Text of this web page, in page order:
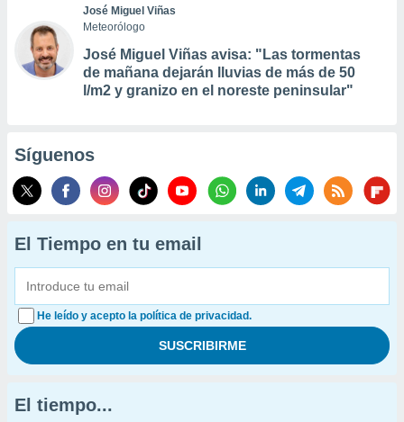
José Miguel Viñas
Meteorólogo
José Miguel Viñas avisa: "Las tormentas
de mañana dejarán lluvias de más de 50
l/m2 y granizo en el noreste peninsular"
Síguenos
El Tiempo en tu email
He leído y acepto la política de privacidad.
El tiempo...